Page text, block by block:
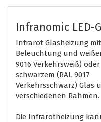
Infranomic LED-
Infrarot Glasheizung mit
Beleuchtung und
9016 Verkehrsweiß) oder
schwarzem (RAL 9017
Verkehrsschwarz) Glas
verschiedenen Rahmen.
Die Infrarotheizung